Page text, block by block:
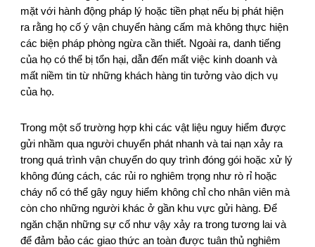
mặt với hành động pháp lý hoặc tiền phạt nếu bị phát hiện
ra rằng họ cố ý vận chuyển hàng cấm mà không thực hiện
các biện pháp phòng ngừa cần thiết. Ngoài ra, danh tiếng
của họ có thể bị tổn hại, dẫn đến mất việc kinh doanh và
mất niềm tin từ những khách hàng tin tưởng vào dịch vụ
của họ.
Trong một số trường hợp khi các vật liệu nguy hiểm được
gửi nhầm qua người chuyển phát nhanh và tai nạn xảy ra
trong quá trình vận chuyển do quy trình đóng gói hoặc xử lý
không đúng cách, các rủi ro nghiêm trọng như rò rỉ hoặc
cháy nổ có thể gây nguy hiểm không chỉ cho nhân viên mà
còn cho những người khác ở gần khu vực gửi hàng. Để
ngăn chặn những sự cố như vậy xảy ra trong tương lai và
để đảm bảo các giao thức an toàn được tuân thủ nghiêm